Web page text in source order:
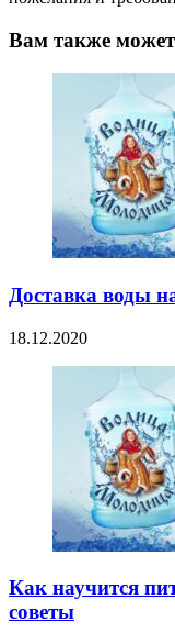
Вам также
Доставка воды
18.12.2020
Как научится
советы